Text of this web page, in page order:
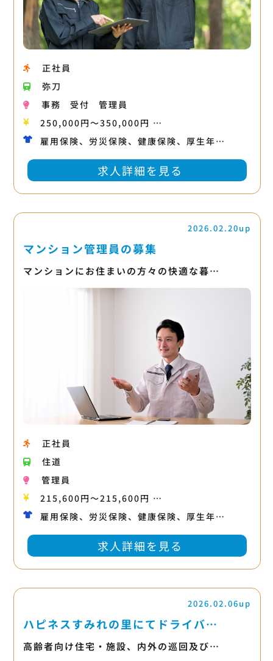
正社員
弥刀
事務
受付
管理員
250,000円〜350,000円 …
雇用保険、労災保険、健康保険、厚生年…
求人詳細を見る
2026.02.20up
マンション管理員の募集
マンションにお住まいの方々の快適な暮…
正社員
住道
管理員
215,600円〜215,600円 …
雇用保険、労災保険、健康保険、厚生年…
求人詳細を見る
2026.02.06up
ハピネスすみれの里にてドライバ…
高齢者向け住宅・施設、内外の巡回及び…